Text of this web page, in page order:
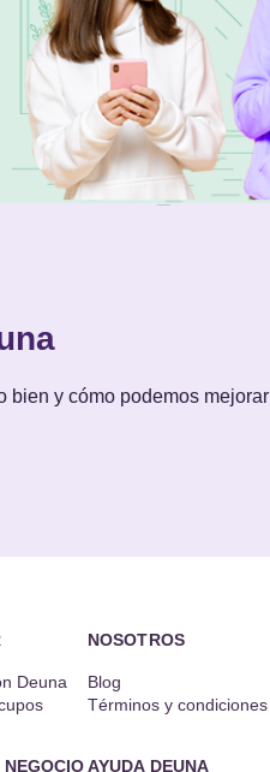
bien y cómo podemos mejorar
Deuna
NEGOCIO
NOSOTROS
Blog
Términos y condiciones
AYUDA DEUNA